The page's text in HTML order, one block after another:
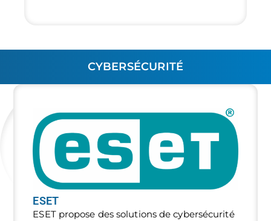
CYBERSÉCURITÉ
ESET
ESET propose des solutions de cybersécurité